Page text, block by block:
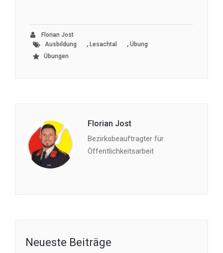
Florian Jost
Ausbildung
, Lesachtal , Übung
Übungen
Florian Jost
Bezirksbeauftragter für
Öffentlichkeitsarbeit
Neueste Beiträge